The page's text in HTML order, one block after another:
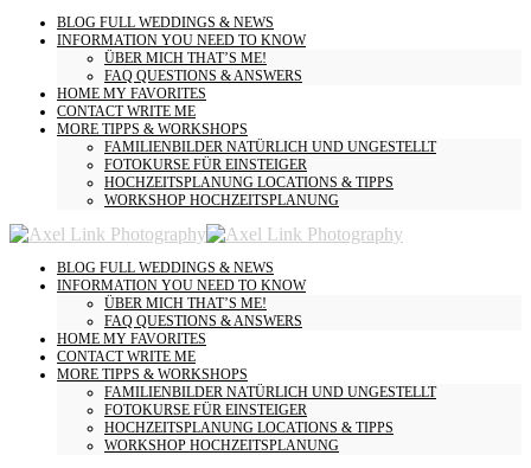
BLOG FULL WEDDINGS & NEWS
INFORMATION YOU NEED TO KNOW
ÜBER MICH THAT’S ME!
FAQ QUESTIONS & ANSWERS
HOME MY FAVORITES
CONTACTWRITE ME
MORE TIPPS & WORKSHOPS
FAMILIENBILDER NATÜRLICH UND UNGESTELLT
FOTOKURSE FÜR EINSTEIGER
HOCHZEITSPLANUNG LOCATIONS & TIPPS
WORKSHOP HOCHZEITSPLANUNG
BLOG FULL WEDDINGS & NEWS
INFORMATION YOU NEED TO KNOW
ÜBER MICH THAT’S ME!
FAQ QUESTIONS & ANSWERS
HOME MY FAVORITES
CONTACTWRITE ME
MORE TIPPS & WORKSHOPS
FAMILIENBILDER NATÜRLICH UND UNGESTELLT
FOTOKURSE FÜR EINSTEIGER
HOCHZEITSPLANUNG LOCATIONS & TIPPS
WORKSHOP HOCHZEITSPLANUNG